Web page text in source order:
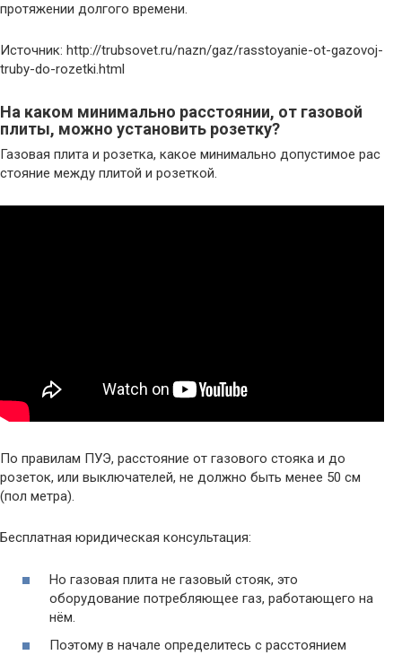
протяжении долгого времени.
Источник: http://trubsovet.ru/nazn/gaz/rasstoyanie-ot-gazovoj-
truby-do-rozetki.html
На каком минимально расстоянии, от газовой
плиты, можно установить розетку?
Газовая плита и розетка, какое минимально допустимое рас
стояние между плитой и розеткой.
По правилам ПУЭ, расстояние от газового стояка и до
розеток, или выключателей, не должно быть менее 50 см
(пол метра).
Бесплатная юридическая консультация:
Но газовая плита не газовый стояк, это
оборудование потребляющее газ, работающего на
нём.
Поэтому в начале определитесь с расстоянием